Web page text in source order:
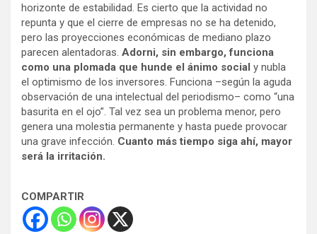
horizonte de estabilidad. Es cierto que la actividad no
repunta y que el cierre de empresas no se ha detenido,
pero las proyecciones económicas de mediano plazo
parecen alentadoras. Adorni, sin embargo, funciona
como una plomada que hunde el ánimo social y nubla
el optimismo de los inversores. Funciona –según la aguda
observación de una intelectual del periodismo– como “una
basurita en el ojo”. Tal vez sea un problema menor, pero
genera una molestia permanente y hasta puede provocar
una grave infección. Cuanto más tiempo siga ahí, mayor
será la irritación.
COMPARTIR